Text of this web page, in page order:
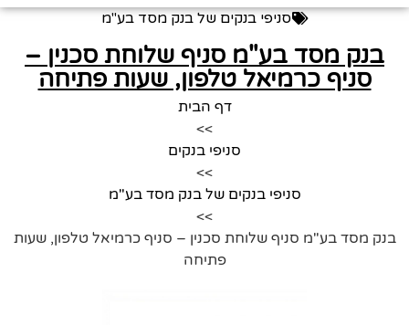
סניפי בנקים של בנק מסד בע"מ
בנק מסד בע"מ סניף שלוחת סכנין –
סניף כרמיאל טלפון, שעות פתיחה
דף הבית
>>
סניפי בנקים
>>
סניפי בנקים של בנק מסד בע"מ
>>
בנק מסד בע"מ סניף שלוחת סכנין – סניף כרמיאל טלפון, שעות
פתיחה